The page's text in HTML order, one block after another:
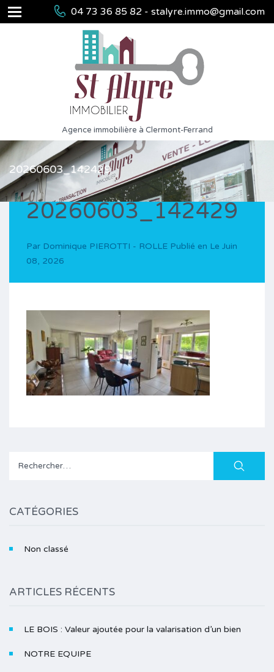
04 73 36 85 82 - stalyre.immo@gmail.com
Agence immobilière à Clermont-Ferrand
20260603_142429
20260603_142429
Par Dominique PIEROTTI - ROLLE Publié en Le Juin
08, 2026
Rechercher :
CATÉGORIES
Non classé
ARTICLES RÉCENTS
LE BOIS : Valeur ajoutée pour la valarisation d’un bien
NOTRE EQUIPE